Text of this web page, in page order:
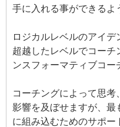
手に入れる事ができるよ
ロジカルレベルのアイ
超越したレベルでコーチ
ンスフォーマティブコー
コーチングによって思考
影響を及ぼせますが、最
に組み込むためのサポ